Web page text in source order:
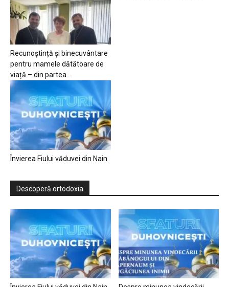
Recunoștință și binecuvântare
pentru mamele dătătoare de
viață – din partea...
Învierea Fiului văduvei din Nain
Descoperă ortodoxia